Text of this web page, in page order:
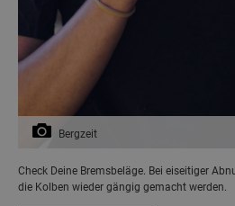
Bergzeit
Check Deine Bremsbeläge. Bei eiseitiger
die Kolben wieder gängig gemacht werden.